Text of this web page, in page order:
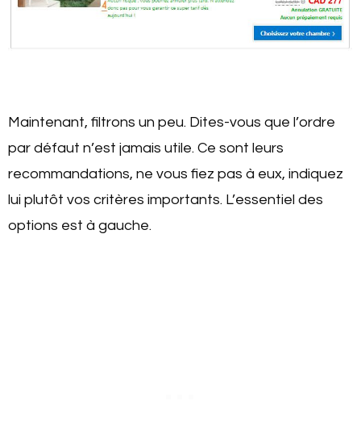
Maintenant, filtrons un peu. Dites-vous que l’ordre
par défaut n’est jamais utile. Ce sont leurs
recommandations, ne vous fiez pas à eux, indiquez
lui plutôt vos critères importants. L’essentiel des
options est à gauche.